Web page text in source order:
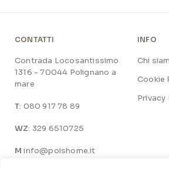
CONTATTI
Contrada Locosantissimo
1316 - 70044 Polignano a
mare
T: 080 917 78 89
WZ: 329 6510725
M info@poishome.it
INFO
Chi
Cookie
Privacy